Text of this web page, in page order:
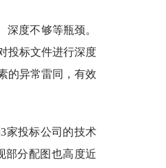
度不够等瓶颈。
投标文件进行深度
的异常雷同，有效
家投标公司的技术
部分配图也高度近